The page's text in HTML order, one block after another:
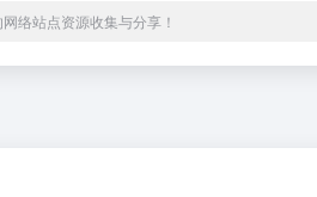
络站点资源收集与分享！